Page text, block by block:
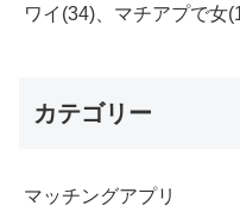
ワイ(34)、マチアプで女
カテゴリー
マッチングアプリ